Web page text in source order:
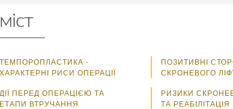
ТЕМПОРОПЛАСТИКА -
ХАРАКТЕРНІ РИСИ ОПЕРАЦІЇ
ПОЗИТИВНІ
СКРОНЕВОГО
ДІЇ ПЕРЕД ОПЕРАЦІЄЮ ТА
ЕТАПИ ВТРУЧАННЯ
РИЗИКИ
ТА РЕАБІЛІТАЦІЯ